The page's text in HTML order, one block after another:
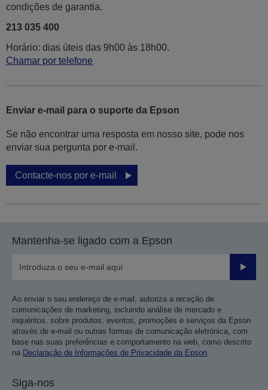
condições de garantia.
213 035 400
Horário: dias úteis das 9h00 às 18h00.
Chamar por telefone
Enviar e-mail para o suporte da Epson
Se não encontrar uma resposta em nosso site, pode nos
enviar sua pergunta por e-mail.
Contacte-nos por e-mail
Mantenha-se ligado com a Epson
Enviar
Ao enviar o seu endereço de e-mail, autoriza a receção de
comunicações de marketing, incluindo análise de mercado e
inquéritos, sobre produtos, eventos, promoções e serviços da Epson
através de e-mail ou outras formas de comunicação eletrónica, com
base nas suas preferências e comportamento na web, como descrito
na Declaração de Informações de Privacidade da Epson.
Siga-nos